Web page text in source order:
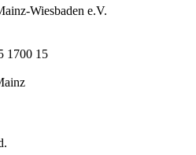
Wiesbaden e.V.
1700 15